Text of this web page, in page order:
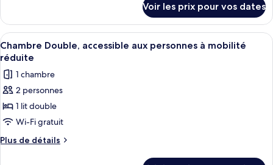
Chambre
Quadruple
le
type
de
chambre
Quadruple
Voir les prix pour vos dates
Afficher
toutes
les
photos
pour
ce
type
de
Une chambre d’hôtel moderne
4
Chambre Double, accessible aux personnes à mobilité
réduite
1 chambre
2 personnes
1 lit double
Wi-Fi gratuit
Plus de détails
Plus